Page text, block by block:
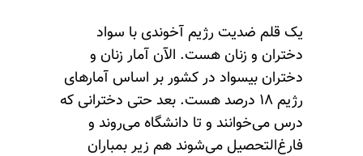
یک قلم ضدیت رژیم آخوندی با سواد
دختران و زنان هست. الآن آمار زنان و
دختران بیسواد در کشور بر اساس آمارهای
رژیم ۱۸ درصد هست. بعد حتی دخترانی که
درس می‌خوانند و تا دانشگاه می‌روند و
فارغ‌التحصیل می‌شوند هم زیر بمباران